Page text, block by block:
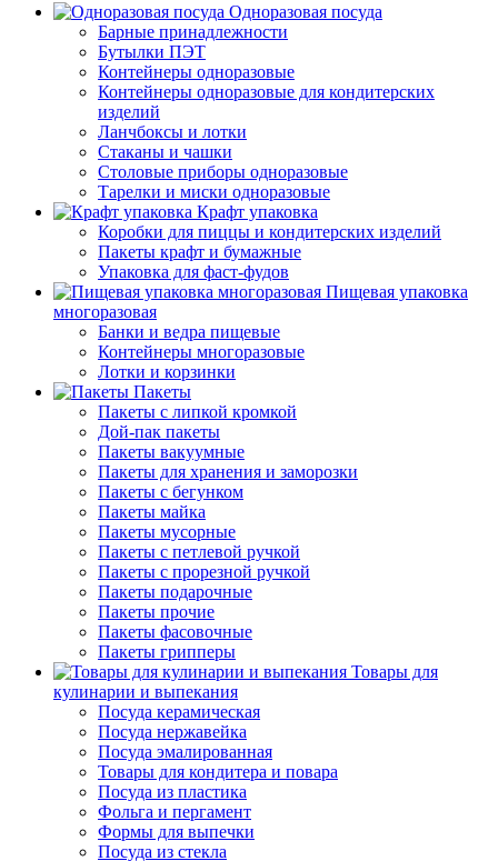
Одноразовая посуда
Барные принадлежности
Бутылки ПЭТ
Контейнеры одноразовые
Контейнеры одноразовые для кондитерских
изделий
Ланчбоксы и лотки
Стаканы и чашки
Столовые приборы одноразовые
Тарелки и миски одноразовые
Крафт упаковка
Коробки для пиццы и кондитерских изделий
Пакеты крафт и бумажные
Упаковка для фаст-фудов
Пищевая упаковка
многоразовая
Банки и ведра пищевые
Контейнеры многоразовые
Лотки и корзинки
Пакеты
Пакеты с липкой кромкой
Дой-пак пакеты
Пакеты вакуумные
Пакеты для хранения и заморозки
Пакеты с бегунком
Пакеты майка
Пакеты мусорные
Пакеты с петлевой ручкой
Пакеты с прорезной ручкой
Пакеты подарочные
Пакеты прочие
Пакеты фасовочные
Пакеты грипперы
Товары для
кулинарии и выпекания
Посуда керамическая
Посуда нержавейка
Посуда эмалированная
Товары для кондитера и повара
Посуда из пластика
Фольга и пергамент
Формы для выпечки
Посуда из стекла